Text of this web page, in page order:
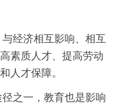
经济相互影响、相互
素质人才、提高劳动
人才保障。
之一，教育也是影响